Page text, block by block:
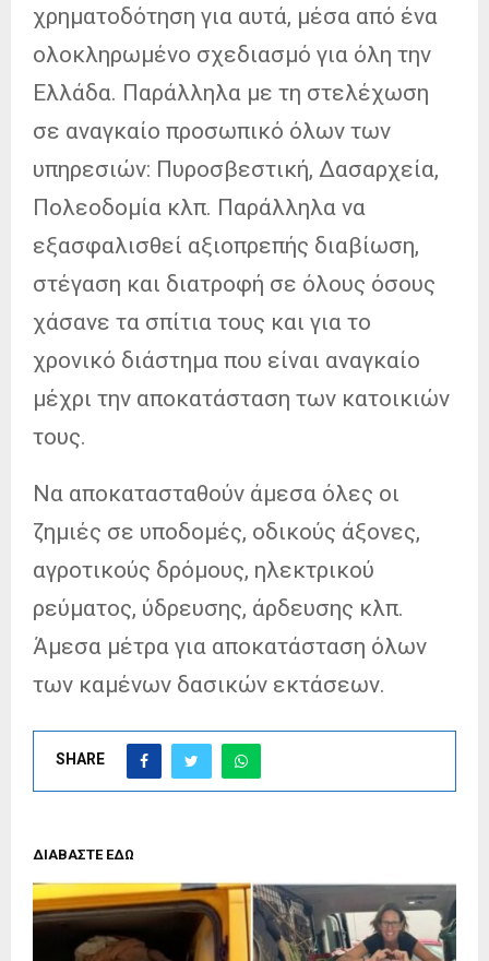
χρηματοδότηση για αυτά, μέσα από ένα
ολοκληρωμένο σχεδιασμό για όλη την
Ελλάδα. Παράλληλα με τη στελέχωση
σε αναγκαίο προσωπικό όλων των
υπηρεσιών: Πυροσβεστική, Δασαρχεία,
Πολεοδομία κλπ. Παράλληλα να
εξασφαλισθεί αξιοπρεπής διαβίωση,
στέγαση και διατροφή σε όλους όσους
χάσανε τα σπίτια τους και για το
χρονικό διάστημα που είναι αναγκαίο
μέχρι την αποκατάσταση των κατοικιών
τους.
Να αποκατασταθούν άμεσα όλες οι
ζημιές σε υποδομές, οδικούς άξονες,
αγροτικούς δρόμους, ηλεκτρικού
ρεύματος, ύδρευσης, άρδευσης κλπ.
Άμεσα μέτρα για αποκατάσταση όλων
των καμένων δασικών εκτάσεων.
SHARE
ΔΙΑΒΑΣΤΕ ΕΔΩ